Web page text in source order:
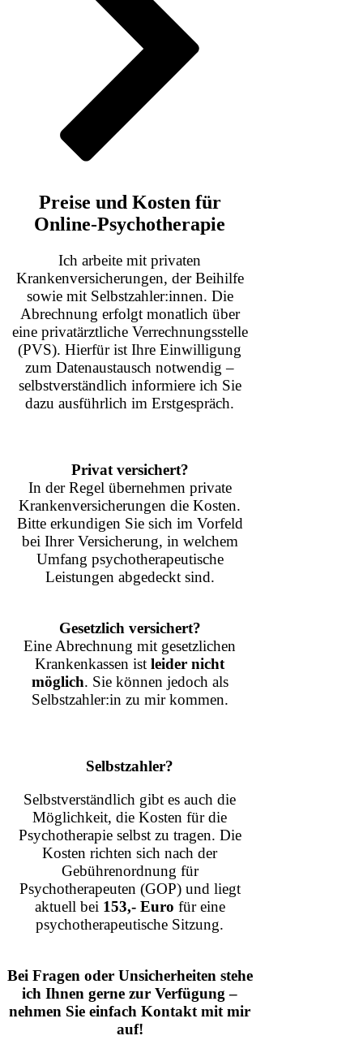
Preise und Kosten für
Online-Psychotherapie
Ich arbeite mit privaten
Krankenversicherungen, der Beihilfe
sowie mit Selbstzahler:innen. Die
Abrechnung erfolgt monatlich über
eine privatärztliche Verrechnungsstelle
(PVS). Hierfür ist Ihre Einwilligung
zum Datenaustausch notwendig –
selbstverständlich informiere ich Sie
dazu ausführlich im Erstgespräch.
Privat versichert?
In der Regel übernehmen private
Krankenversicherungen die Kosten.
Bitte erkundigen Sie sich im Vorfeld
bei Ihrer Versicherung, in welchem
Umfang psychotherapeutische
Leistungen abgedeckt sind.
Gesetzlich versichert?
Eine Abrechnung mit gesetzlichen
Krankenkassen ist leider nicht
möglich. Sie können jedoch als
Selbstzahler:in zu mir kommen.
Selbstzahler?
Selbstverständlich gibt es auch die
Möglichkeit, die Kosten für die
Psychotherapie selbst zu tragen. Die
Kosten richten sich nach der
Gebührenordnung für
Psychotherapeuten (GOP) und liegt
aktuell bei 153,- Euro für eine
psychotherapeutische Sitzung.
Bei Fragen oder Unsicherheiten stehe
ich Ihnen gerne zur Verfügung –
nehmen Sie einfach Kontakt mit mir
auf!